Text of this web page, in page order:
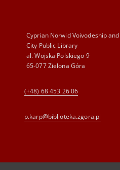
Cyprian Norwid Voivodeship and
City Public Library
al. Wojska Polskiego 9
65-077 Zielona Góra
(+48) 68 453 26 06
p.karp@biblioteka.zgora.pl